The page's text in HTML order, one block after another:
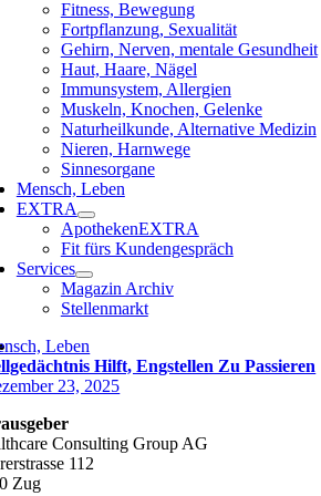
Fitness, Bewegung
Fortpflanzung, Sexualität
Gehirn, Nerven, mentale Gesundheit
Haut, Haare, Nägel
Immunsystem, Allergien
Muskeln, Knochen, Gelenke
Naturheilkunde, Alternative Medizin
Nieren, Harnwege
Sinnesorgane
Mensch, Leben
EXTRA
ApothekenEXTRA
Fit fürs Kundengespräch
Services
Magazin Archiv
Stellenmarkt
Leben
Hilft, Engstellen Zu Passieren
23, 2025
Consulting Group AG
112
Zug